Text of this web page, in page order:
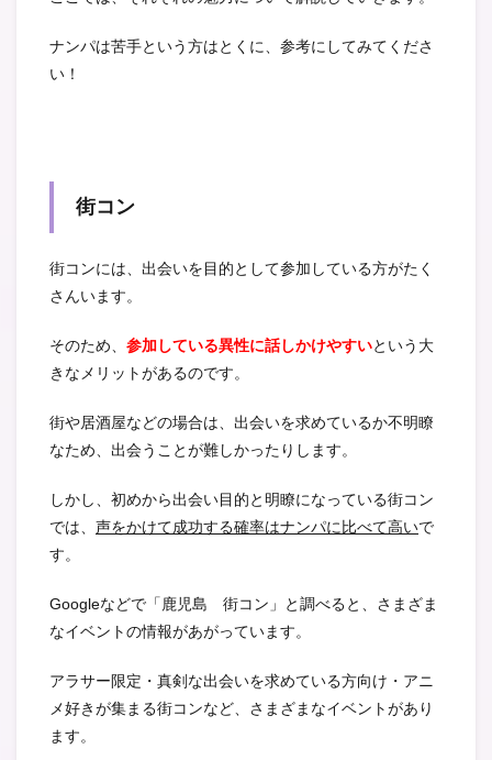
ナンパは苦手という方はとくに、参考にしてみてくださ
い！
街コン
街コンには、出会いを目的として参加している方がたく
さんいます。
そのため、 参加している異性に話しかけやすいという大
きなメリットがあるのです。
街や居酒屋などの場合は、出会いを求めているか不明瞭
なため、出会うことが難しかったりします。
しかし、初めから出会い目的と明瞭になっている街コン
では、 声をかけて成功する確率はナンパに比べて高いで
す。
Googleなどで「鹿児島 街コン」と調べると、さまざま
なイベントの情報があがっています。
アラサー限定・真剣な出会いを求めている方向け・アニ
メ好きが集まる街コンなど、さまざまなイベントがあり
ます。